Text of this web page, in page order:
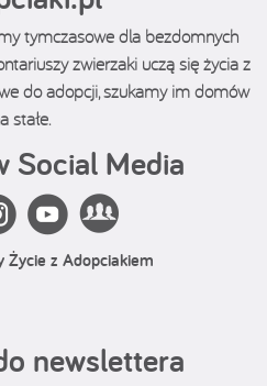
tymczasowe dla bezdomnych
zwierzaki uczą się życia z
do adopcji, szukamy im domów
stałe.
Social Media
Życie z Adopciakiem
newslettera